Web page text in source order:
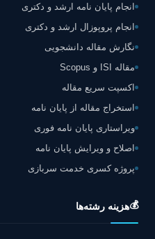
انجام پایان نامه ارشد و دکتری
انجام پروپوزال ارشد و دکتری
نگارش مقاله دانشجویی
مقاله ISI و Scopus
اکسپت سریع مقاله
استخراج مقاله از پایان نامه
ویراستاری پایان نامه فوری
اصلاح و ویرایش پایان نامه
پروژه کسری خدمت سربازی
💰هزینه رشته‌ها